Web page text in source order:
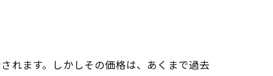
れます。しかしその価格は、あくまで過去